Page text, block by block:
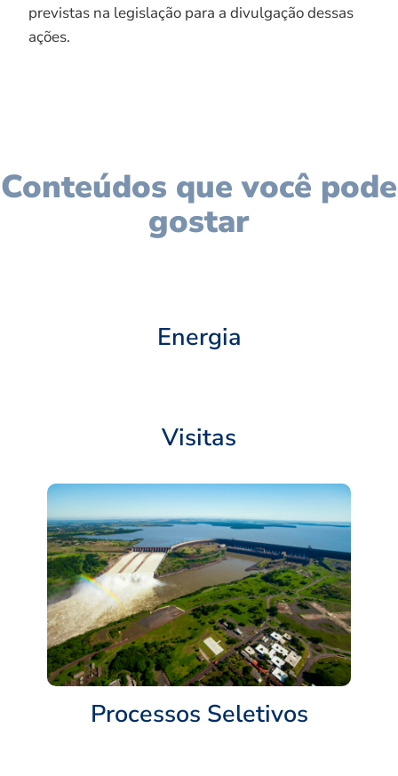
previstas na legislação para a divulgação dessas
ações.
Conteúdos que você pode
gostar
Energia
Visitas
Processos Seletivos